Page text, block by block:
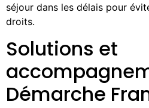
séjour dans les délais pour
droits.
Solutions et
Démarche